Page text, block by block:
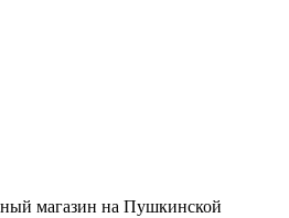
магазин на Пушкинской